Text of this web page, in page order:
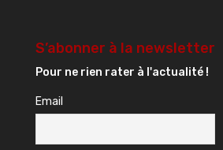
S’abonner à la newsletter
Pour ne rien rater à l'actualité !
Email